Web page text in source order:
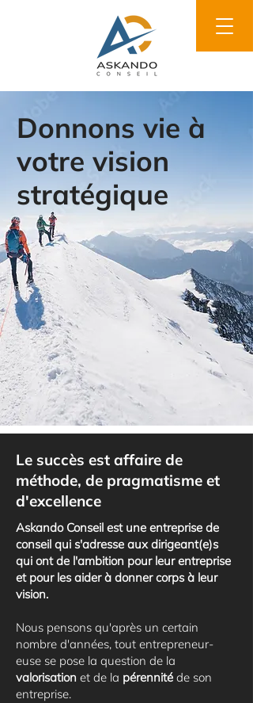
Donnons vie à
votre vision
stratégique
Le succès est affaire de
méthode, de pragmatisme et
d'excellence
Askando Conseil est une entreprise de
conseil qui s'adresse aux dirigeant(e)s
qui ont de l'ambition pour leur entreprise
et pour les aider à donner corps à leur
vision.
Nous pensons qu'après un certain
nombre d'années, tout entrepreneur-
euse se pose la question de la
valorisation et de la pérennité de son
entreprise.